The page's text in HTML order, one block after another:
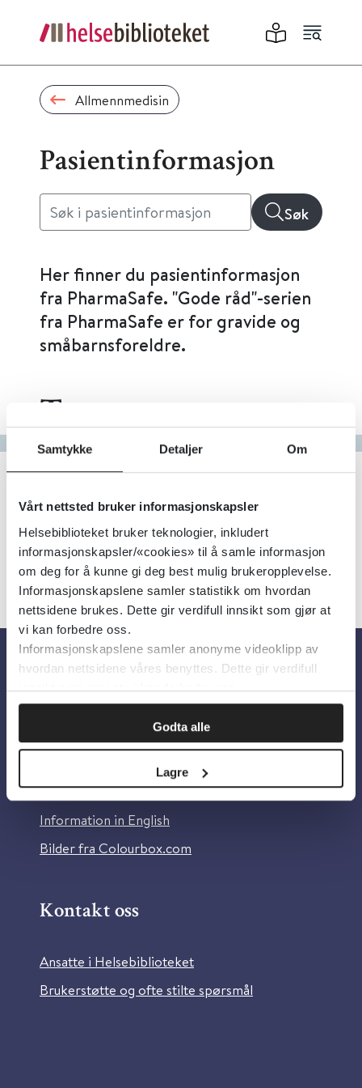
Samtykke Detaljer Om
Vårt nettsted bruker informasjonskapsler
Helsebiblioteket bruker teknologier, inkludert
informasjonskapsler/«cookies» til å samle informasjon
om deg for å kunne gi deg best mulig brukeropplevelse.
Informasjonskapslene samler statistikk om hvordan
nettsidene brukes. Dette gir verdifull innsikt som gjør at
vi kan forbedre oss.
Informasjonskapslene samler anonyme videoklipp av
hvordan nettsidene våres benyttes. Dette gir verdifull
innsikt som gjør at vi kan forbedre oss.
Godta alle
Lagre
Allmennmedisin
Pasientinformasjon
Søk
Her finner du pasientinformasjon
fra PharmaSafe. "Gode råd"-serien
fra PharmaSafe er for gravide og
småbarnsforeldre.
Tema
Gå til bokstav
Filter
0Treff Alfabetisk
Om oss
Om Helsebiblioteket
Personvern og informasjonskapsler
Tilgjengelighetserklæring
Information in English
Bilder fra Colourbox.com
Kontakt oss
Ansatte i Helsebiblioteket
Brukerstøtte og ofte stilte spørsmål